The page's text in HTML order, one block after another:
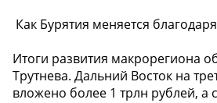
Как Бурятия меняется
Итоги развития макрорегиона
Трутнева. Дальний Восток на
вложено более 1 трлн рублей, а